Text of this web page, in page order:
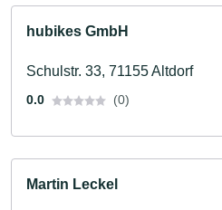
hubikes GmbH
Schulstr. 33, 71155 Altdorf
0.0 (0)
Martin Leckel